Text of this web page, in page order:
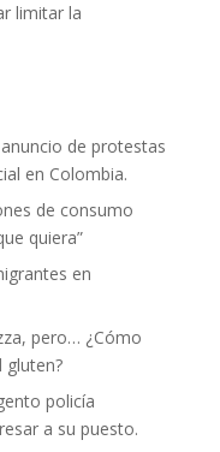
limitar la
de protestas
en Colombia.
de consumo
quiera”
en
pero… ¿Cómo
gluten?
policía
a su puesto.